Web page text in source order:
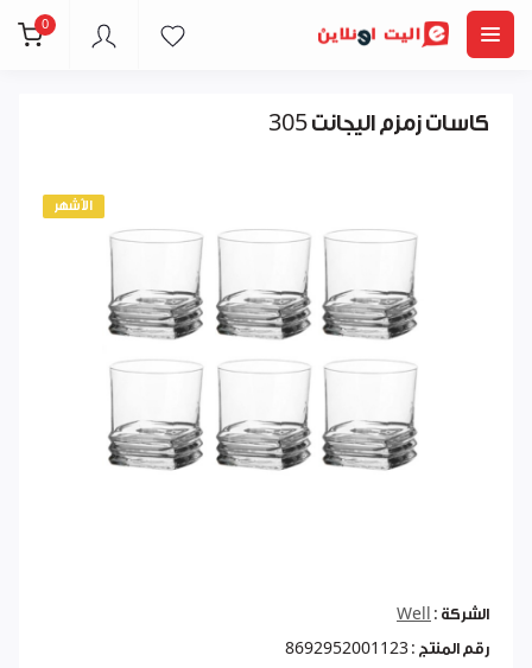
0
كاسات زمزم اليجانت 305
الأشهر
الشركة :
Well
رقم المنتج : 8692952001123